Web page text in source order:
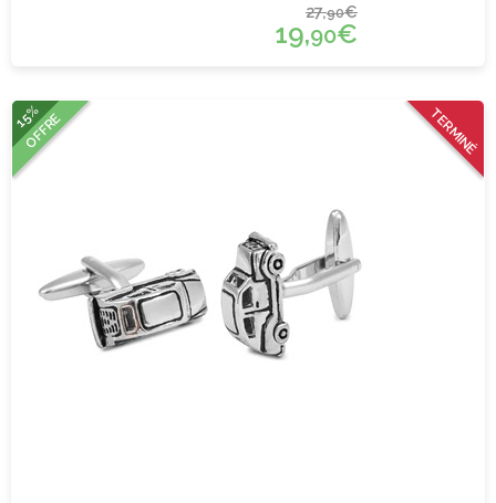
27,90€
19,90€
TERMINÉ
15%
OFFRE